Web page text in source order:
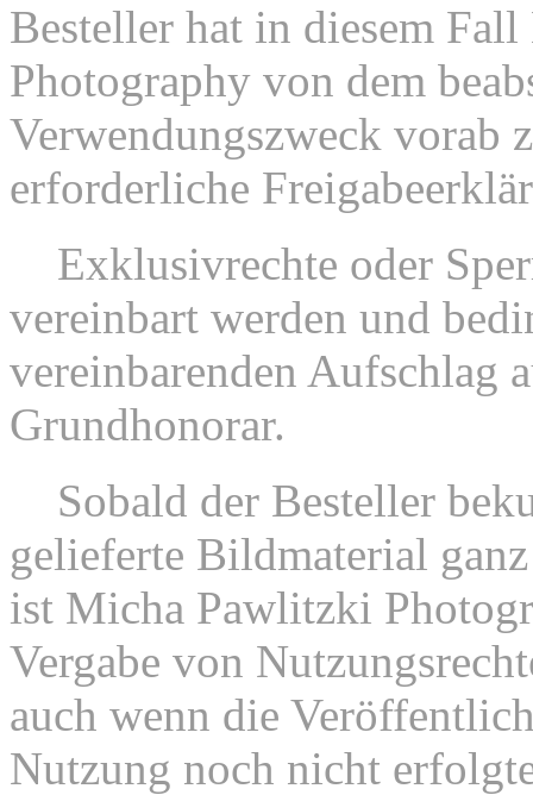
Besteller hat in diesem
Photography von dem
Verwendungszweck vorab
erforderliche
Exklusivrechte oder
vereinbart werden und
vereinbarenden Aufschlag
Grundhonorar.
Sobald der Besteller
gelieferte Bildmaterial
ist Micha Pawlitzki
Vergabe von
auch wenn die
Nutzung noch nicht